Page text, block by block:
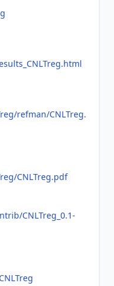
refman/CNLTreg.
CNLTreg.pdf
CNLTreg_0.1-